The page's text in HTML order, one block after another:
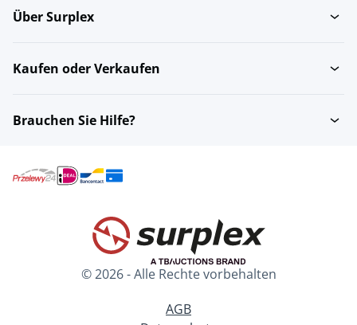
Waschbecken
Über Surplex
Kaufen oder Verkaufen
Brauchen Sie Hilfe?
© 2026 - Alle Rechte vorbehalten
AGB